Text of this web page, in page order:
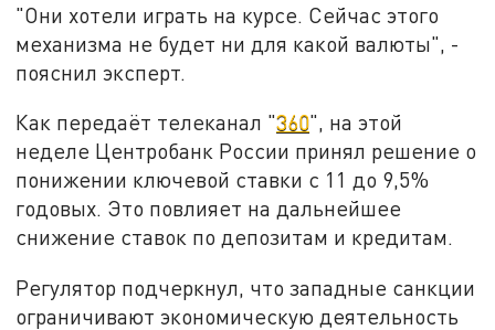
"Они хотели играть на курсе. Сейчас этого
механизма не будет ни для какой валюты", -
пояснил эксперт.
Как передаёт телеканал "360", на этой
неделе Центробанк России принял решение о
понижении ключевой ставки с 11 до 9,5%
годовых. Это повлияет на дальнейшее
снижение ставок по депозитам и кредитам.
Регулятор подчеркнул, что западные санкции
ограничивают экономическую деятельность